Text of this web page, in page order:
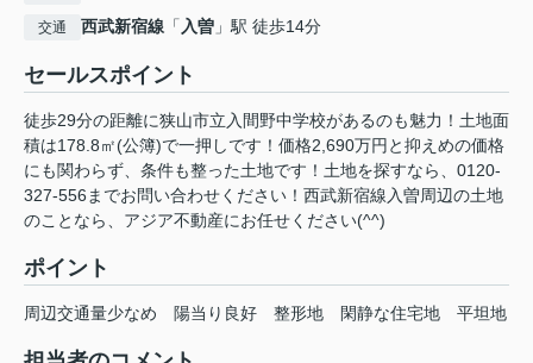
交通 西武新宿線 「 入曽 」駅 徒歩14分
セールスポイント
徒歩29分の距離に狭山市立入間野中学校があるのも魅力！土地面
積は178.8㎡(公簿)で一押しです！価格2,690万円と抑えめの価格
にも関わらず、条件も整った土地です！土地を探すなら、0120-
327-556までお問い合わせください！西武新宿線入曽周辺の土地
のことなら、アジア不動産にお任せください(^^)
ポイント
周辺交通量少なめ 陽当り良好 整形地 閑静な住宅地 平坦地